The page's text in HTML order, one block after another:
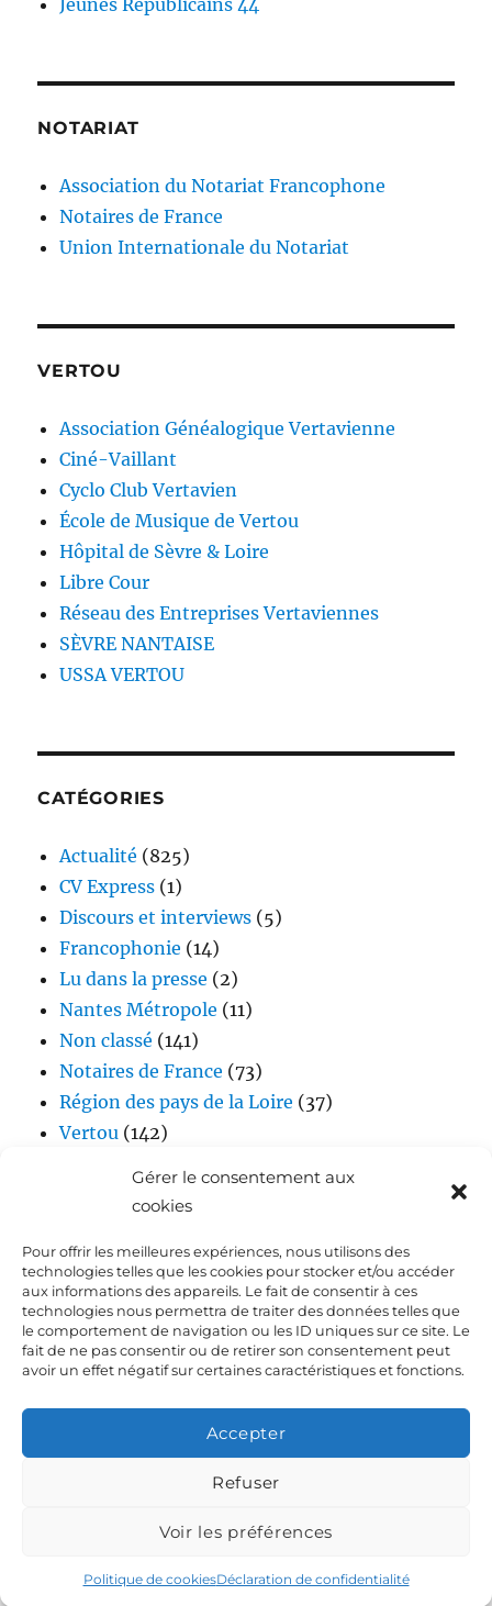
Gérer le consentement aux
cookies
Pour offrir les meilleures expériences, nous utilisons des
technologies telles que les cookies pour stocker et/ou accéder
aux informations des appareils. Le fait de consentir à ces
technologies nous permettra de traiter des données telles que
le comportement de navigation ou les ID uniques sur ce site. Le
fait de ne pas consentir ou de retirer son consentement peut
avoir un effet négatif sur certaines caractéristiques et fonctions.
Accepter
Refuser
Voir les préférences
Politique de cookiesDéclaration de confidentialité
NOTARIAT
Association du Notariat Francophone
Notaires de France
Union Internationale du Notariat
VERTOU
Association Généalogique Vertavienne
Ciné-Vaillant
Cyclo Club Vertavien
École de Musique de Vertou
Hôpital de Sèvre & Loire
Libre Cour
Réseau des Entreprises Vertaviennes
SÈVRE NANTAISE
USSA VERTOU
CATÉGORIES
Actualité (825)
CV Express (1)
Discours et interviews (5)
Francophonie (14)
Lu dans la presse (2)
Nantes Métropole (11)
Non classé (141)
Notaires de France (73)
Région des pays de la Loire (37)
Vertou (142)
Accueil
Dialoguez avec Laurent Dejoie
Déclaration de